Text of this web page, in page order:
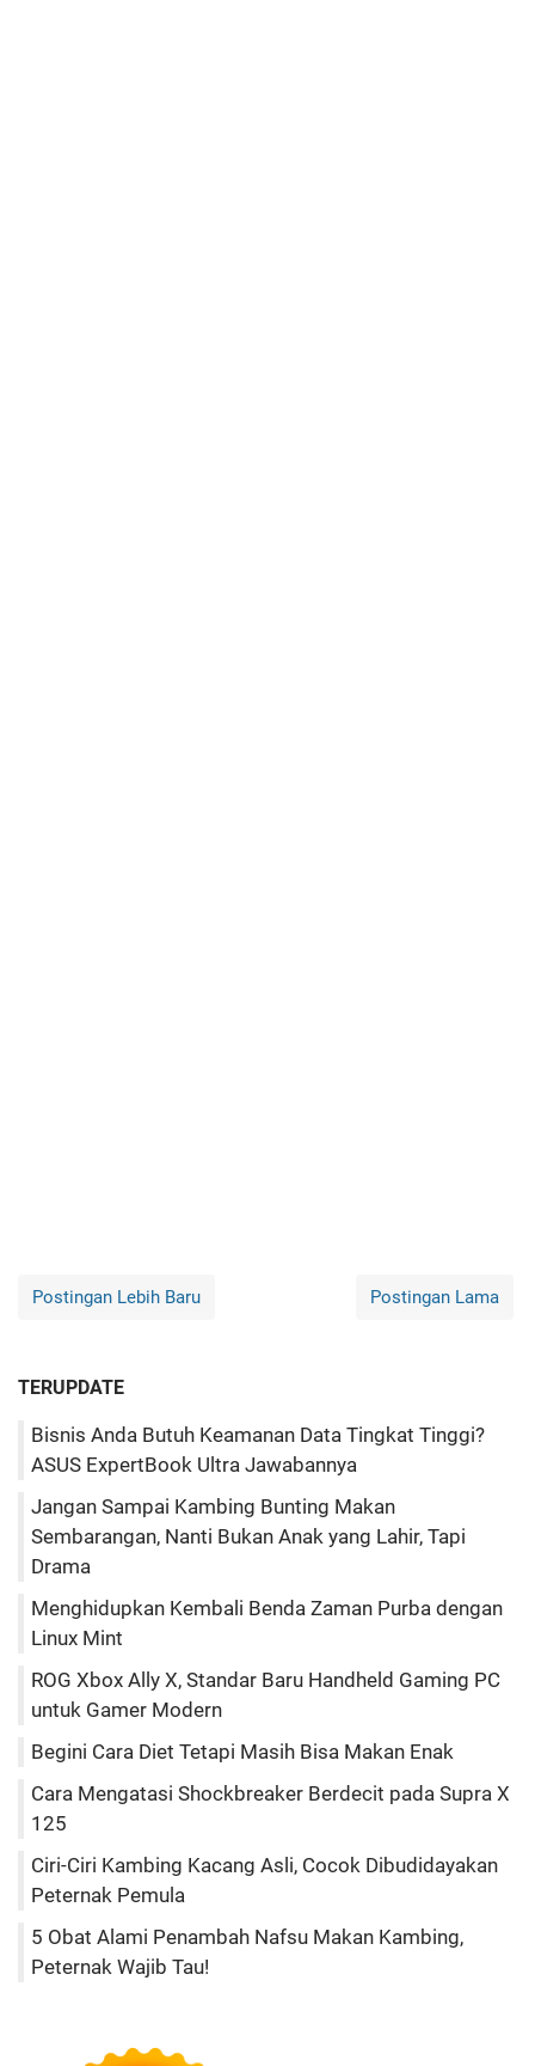
Postingan Lebih Baru Postingan Lama
TERUPDATE
Bisnis Anda Butuh Keamanan Data Tingkat Tinggi?
ASUS ExpertBook Ultra Jawabannya
Jangan Sampai Kambing Bunting Makan
Sembarangan, Nanti Bukan Anak yang Lahir, Tapi
Drama
Menghidupkan Kembali Benda Zaman Purba dengan
Linux Mint
ROG Xbox Ally X, Standar Baru Handheld Gaming PC
untuk Gamer Modern
Begini Cara Diet Tetapi Masih Bisa Makan Enak
Cara Mengatasi Shockbreaker Berdecit pada Supra X
125
Ciri-Ciri Kambing Kacang Asli, Cocok Dibudidayakan
Peternak Pemula
5 Obat Alami Penambah Nafsu Makan Kambing,
Peternak Wajib Tau!